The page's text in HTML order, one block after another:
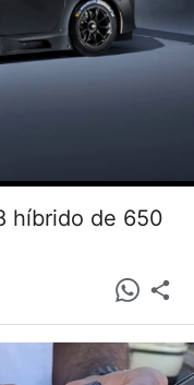
híbrido de 650